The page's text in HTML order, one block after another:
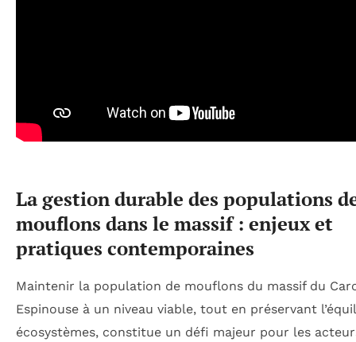
La gestion durable des populations
mouflons dans le massif : enjeux et
pratiques contemporaines
Maintenir la population de mouflons du massif du
Espinouse à un niveau viable, tout en préservant
écosystèmes, constitue un défi majeur pour les